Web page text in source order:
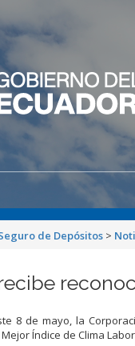
de Depósitos >
8 de mayo, la
Índice de Clima